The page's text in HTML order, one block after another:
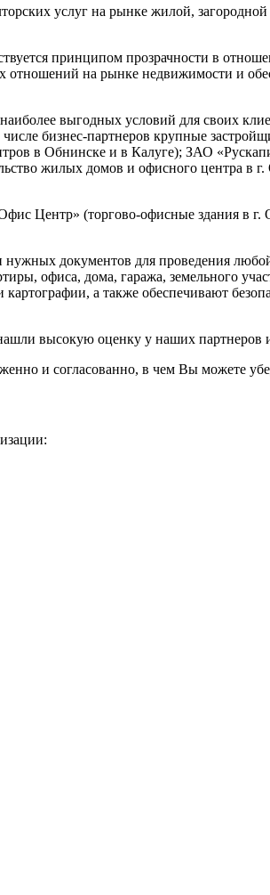
услуг на рынке жилой,
принципом прозрачности в
на рынке недвижимости и
выгодных условий для своих
бизнес-партнеров крупные
в Обнинске и в Калуге); ЗАО
жилых домов и офисного центра в
Центр» (торгово-офисные здания в
документов для проведения
офиса, дома, гаража, земельного
а также обеспечивают
высокую оценку у наших партнеров
и согласованно, в чем Вы можете